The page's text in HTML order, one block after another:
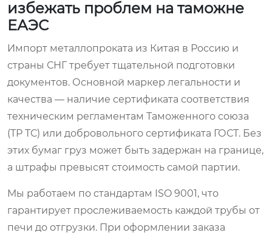
избежать проблем на таможне
ЕАЭС
Импорт металлопроката из Китая в Россию и
страны СНГ требует тщательной подготовки
документов. Основной маркер легальности и
качества — наличие сертификата соответствия
техническим регламентам Таможенного союза
(ТР ТС) или добровольного сертификата ГОСТ. Без
этих бумаг груз может быть задержан на границе,
а штрафы превысят стоимость самой партии.
Мы работаем по стандартам ISO 9001, что
гарантирует прослеживаемость каждой трубы от
печи до отгрузки. При оформлении заказа